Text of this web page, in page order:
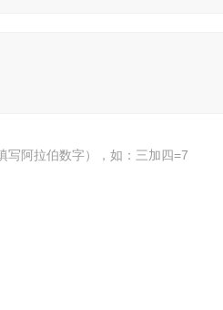
写阿拉伯数字），如：三加四=7